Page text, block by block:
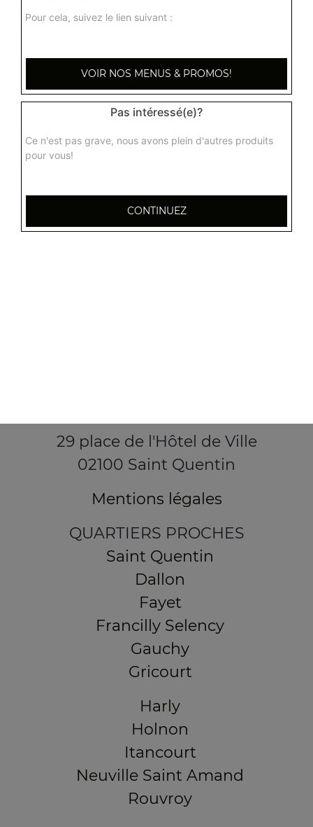
29 place de l'Hôtel de Ville
02100 Saint Quentin
Mentions légales
QUARTIERS PROCHES
Saint Quentin
Dallon
Fayet
Francilly Selency
Gauchy
Gricourt
Harly
Holnon
Itancourt
Neuville Saint Amand
Rouvroy
Pour cela, suivez le lien suivant :
VOIR NOS MENUS & PROMOS!
Pas intéressé(e)?
Ce n'est pas grave, nous avons plein d'autres produits
pour vous!
CONTINUEZ